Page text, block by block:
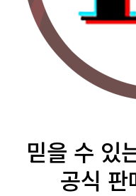
믿을 수 있
공식 판